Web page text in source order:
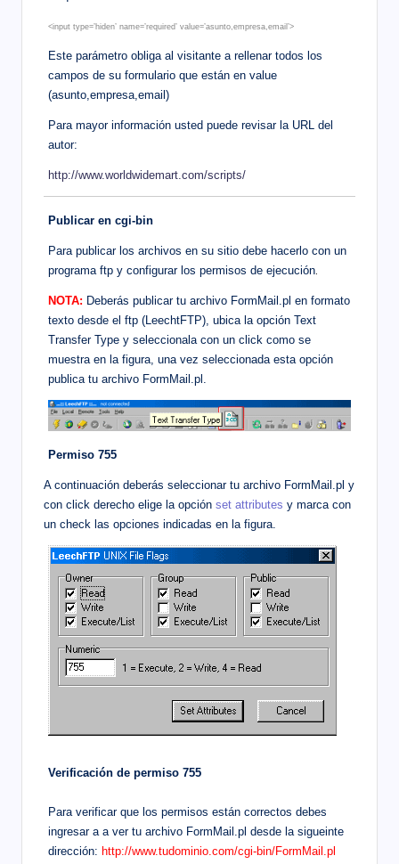
<input type=’hiden’ name=’required’ value=’asunto,empresa,email’>
Este parámetro obliga al visitante a rellenar todos los
campos de su formulario que están en value
(asunto,empresa,email)
Para mayor información usted puede revisar la URL del
autor:
http://www.worldwidemart.com/scripts/
Publicar en cgi-bin
Para publicar los archivos en su sitio debe hacerlo con un
programa ftp y configurar los permisos de ejecución
NOTA: Deberás publicar tu archivo FormMail.pl en formato
texto desde el ftp (LeechtFTP), ubica la opción Text
Transfer Type y seleccionala con un click como se
muestra en la figura, una vez seleccionada esta opción
publica tu archivo FormMail.pl.
Permiso 755
A continuación deberás seleccionar tu archivo FormMail.pl y
con click derecho elige la opción set attributes y marca con
un check las opciones indicadas en la figura.
Verificación de permiso 755
Para verificar que los permisos están correctos debes
ingresar a a ver tu archivo FormMail.pl desde la sigueinte
dirección: http://www.tudominio.com/cgi-bin/FormMail.pl